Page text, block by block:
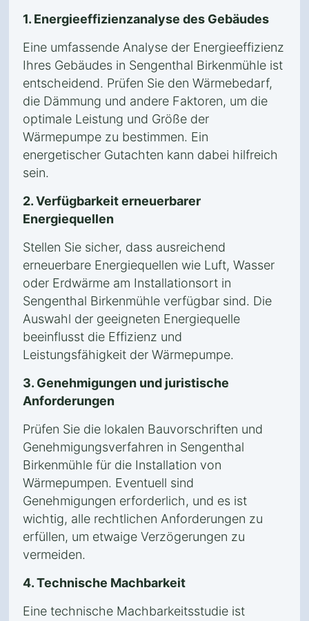
1. Energieeffizienzanalyse des Gebäudes
Eine umfassende Analyse der Energieeffizienz
Ihres Gebäudes in Sengenthal Birkenmühle ist
entscheidend. Prüfen Sie den Wärmebedarf,
die Dämmung und andere Faktoren, um die
optimale Leistung und Größe der
Wärmepumpe zu bestimmen. Ein
energetischer Gutachten kann dabei hilfreich
sein.
2. Verfügbarkeit erneuerbarer
Energiequellen
Stellen Sie sicher, dass ausreichend
erneuerbare Energiequellen wie Luft, Wasser
oder Erdwärme am Installationsort in
Sengenthal Birkenmühle verfügbar sind. Die
Auswahl der geeigneten Energiequelle
beeinflusst die Effizienz und
Leistungsfähigkeit der Wärmepumpe.
3. Genehmigungen und juristische
Anforderungen
Prüfen Sie die lokalen Bauvorschriften und
Genehmigungsverfahren in Sengenthal
Birkenmühle für die Installation von
Wärmepumpen. Eventuell sind
Genehmigungen erforderlich, und es ist
wichtig, alle rechtlichen Anforderungen zu
erfüllen, um etwaige Verzögerungen zu
vermeiden.
4. Technische Machbarkeit
Eine technische Machbarkeitsstudie ist